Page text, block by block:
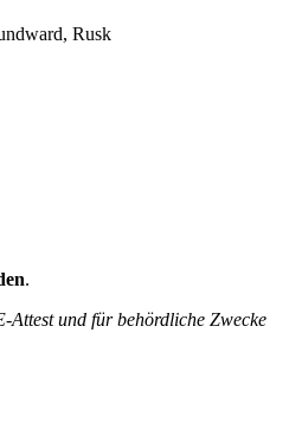
Rusk
.
und für behördliche Zwecke